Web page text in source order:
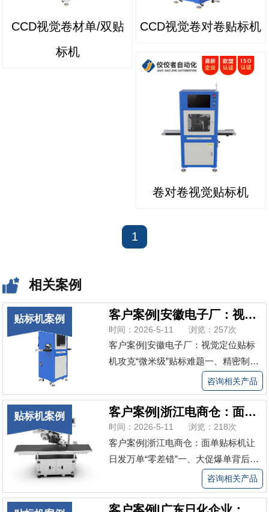
CCD视觉卷材单/双贴
标机
CCD视觉卷对卷贴标机
卷对卷视觉贴标机
1
相关案例
贴标机案例 客户案例|安徽电子厂：视觉定位贴标机攻克“微米级”贴标难题
时间：2026-5-11 浏览：257次
客户案例|安徽电子厂：视觉定位贴标
机攻克“微米级”贴标难题一、精密制造
时代的“毫米级”尴尬安徽芜湖某电子科
技有限公司，专业生产手机主板、摄像
头模组等精密零部件，是多家一线手机
品牌的二级供应商。随着消费电子行业
对工艺精度的要求逐年攀升，客户对...
查看更多>
咨询相关产品
贴标机案例 客户案例|浙江电商仓：面单贴标机让日发万单“零差错”
时间：2026-5-11 浏览：218次
客户案例|浙江电商仓：面单贴标机让
日发万单“零差错”一、大促爆单背后
的“贴单噩梦”浙江某中型电商仓储物流
公司，主要为服装、小家电等品类提供
代发服务，日均发单量约8000件，“双
咨询相关产品